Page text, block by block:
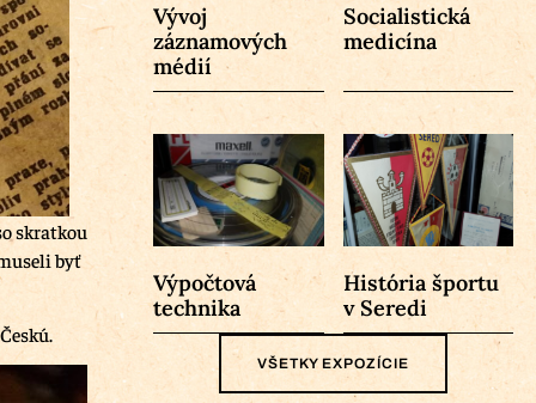
skratkou
byť
Vývoj
záznamových
médií
Socialistická
medicína
Výpočtová
technika
História športu
v Seredi
VŠETKY EXPOZÍCIE